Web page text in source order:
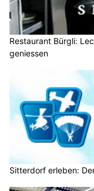
Restaurant Bürgli:
geniessen
Sitterdorf erleben: